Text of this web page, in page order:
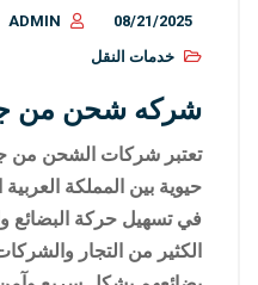
08/21/2025
ADMIN
خدمات النقل
شركه شحن من
تعتبر شركات الشحن من
حيوية بين المملكة
في تسهيل حركة البضائع
الكثير من التجار